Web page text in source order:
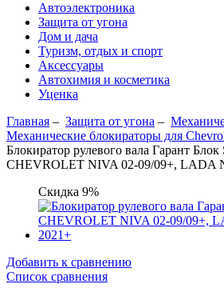
Автоэлектроника
Защита от угона
Дом и дача
Туризм, отдых и спорт
Аксессуары
Автохимия и косметика
Уценка
Главная – Защита от угона –
Механические блокираторы для
Блокиратор рулевого вала Гарант Блок
CHEVROLET NIVA 02-09/09+, LADA
Скидка 9%
Добавить к сравнению
Список сравнения